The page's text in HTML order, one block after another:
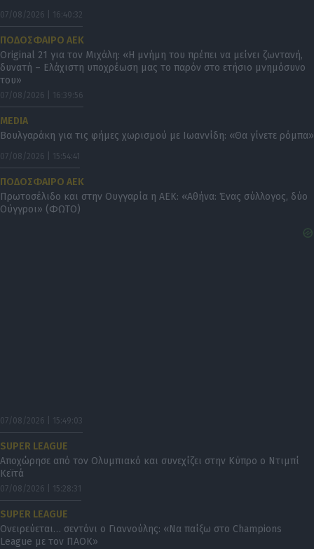
07/08/2026 | 16:40:32
ΠΟΔΟΣΦΑΙΡΟ ΑΕΚ
Original 21 για τον Μιχάλη: «Η μνήμη του πρέπει να μείνει ζωντανή,
δυνατή – Ελάχιστη υποχρέωση μας το παρόν στο ετήσιο μνημόσυνο
του»
07/08/2026 | 16:39:56
MEDIA
Βουλγαράκη για τις φήμες χωρισμού με Ιωαννίδη: «Θα γίνετε ρόμπα»
07/08/2026 | 15:54:41
ΠΟΔΟΣΦΑΙΡΟ ΑΕΚ
Πρωτοσέλιδο και στην Ουγγαρία η ΑΕΚ: «Αθήνα: Ένας σύλλογος, δύο
Ούγγροι» (ΦΩΤΟ)
07/08/2026 | 15:49:03
SUPER LEAGUE
Αποχώρησε από τον Ολυμπιακό και συνεχίζει στην Κύπρο ο Ντιμπί
Κεϊτά
07/08/2026 | 15:28:31
SUPER LEAGUE
Ονειρεύεται… σεντόνι ο Γιαννούλης: «Να παίξω στο Champions
League με τον ΠΑΟΚ»